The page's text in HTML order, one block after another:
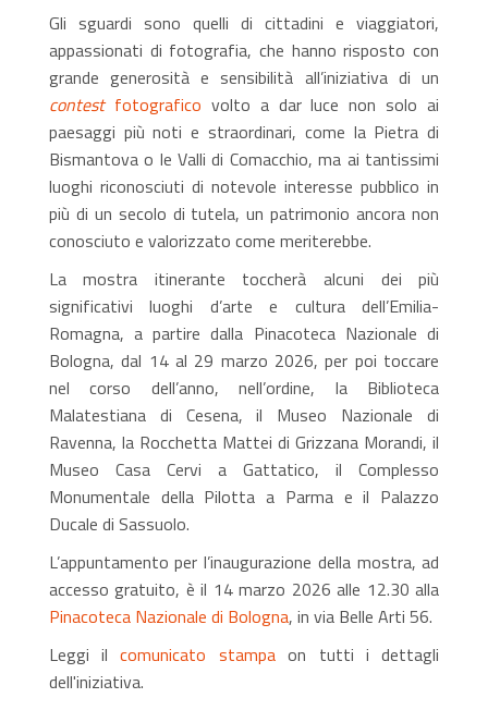
Gli sguardi sono quelli di cittadini e viaggiatori,
appassionati di fotografia, che hanno risposto con
grande generosità e sensibilità all’iniziativa di un
contestfotografico volto a dar luce non solo ai
paesaggi più noti e straordinari, come la Pietra di
Bismantova o le Valli di Comacchio, ma ai tantissimi
luoghi riconosciuti di notevole interesse pubblico in
più di un secolo di tutela, un patrimonio ancora non
conosciuto e valorizzato come meriterebbe.
La mostra itinerante toccherà alcuni dei più
significativi luoghi d’arte e cultura dell’Emilia-
Romagna, a partire dalla Pinacoteca Nazionale di
Bologna, dal 14 al 29 marzo 2026, per poi toccare
nel corso dell’anno, nell’ordine, la Biblioteca
Malatestiana di Cesena, il Museo Nazionale di
Ravenna, la Rocchetta Mattei di Grizzana Morandi, il
Museo Casa Cervi a Gattatico, il Complesso
Monumentale della Pilotta a Parma e il Palazzo
Ducale di Sassuolo.
L’appuntamento per l’inaugurazione della mostra, ad
accesso gratuito, è il 14 marzo 2026 alle 12.30 alla
Pinacoteca Nazionale di Bologna, in via Belle Arti 56.
Leggi ilcomunicato stampaon tutti i dettagli
dell'iniziativa.